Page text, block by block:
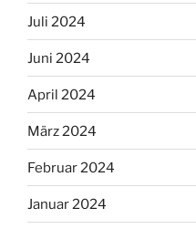
Juli 2024
Juni 2024
April 2024
März 2024
Februar 2024
Januar 2024